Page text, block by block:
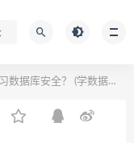
据库安全？ (学数据库安全)